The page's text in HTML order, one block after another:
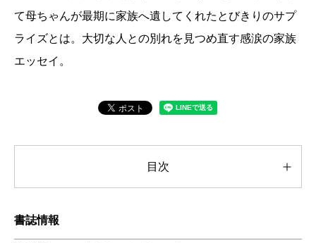
て母ちゃんが最期に家族へ遺してくれたとびきりのサプ
ライズとは。大切な人との別れを見つめ直す感涙の家族
エッセイ。
目次
書誌情報